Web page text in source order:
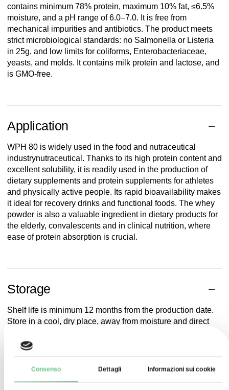
Consenso Dettagli Informazioni sui cookie
contains minimum 78% protein, maximum 10% fat, ≤6.5%
moisture, and a pH range of 6.0–7.0. It is free from
mechanical impurities and antibiotics. The product meets
strict microbiological standards: no Salmonella or Listeria
in 25g, and low limits for coliforms, Enterobacteriaceae,
yeasts, and molds. It contains milk protein and lactose, and
is GMO-free.
Application
WPH 80 is widely used in the food and nutraceutical
industrynutraceutical . Thanks to its high protein content and
excellent solubility, it is readily used in the production of
dietary supplements and protein supplements for athletes
and physically active people. Its rapid bioavailability makes
it ideal for recovery drinks and functional foods. The whey
powder is also a valuable ingredient in dietary products for
the elderly, convalescents and in clinical nutrition, where
ease of protein absorption is crucial.
Storage
Shelf life is minimum 12 months from the production date.
Store in a cool, dry place, away from moisture and direct
Pacchetto